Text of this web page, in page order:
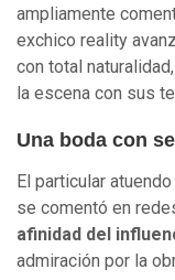
ampliamente
exchico reality
con total
la escena con sus
Una boda con
El particular
se comentó en
afinidad del
admiración por la